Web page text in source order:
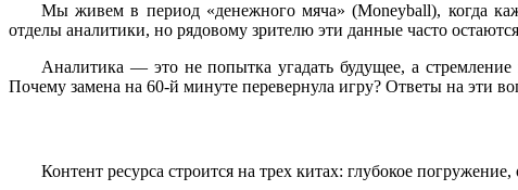
Мы живем в период «денежного мяча» (Moneyball), когда
отделы аналитики, но рядовому зрителю эти данные часто
Аналитика — это не попытка угадать будущее, а
Почему замена на 60-й минуте перевернула игру? Ответы на эти
Контент ресурса строится на трех китах: глубокое